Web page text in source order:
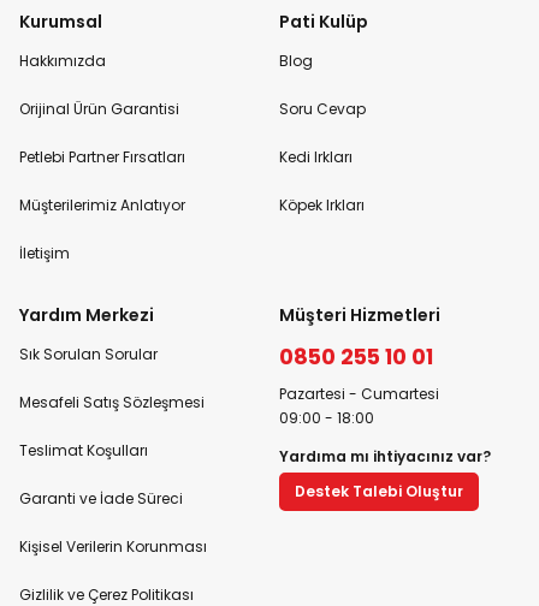
Kurumsal
Hakkımızda
Orijinal Ürün Garantisi
Petlebi Partner Fırsatları
Müşterilerimiz Anlatıyor
İletişim
Pati Kulüp
Blog
Soru Cevap
Kedi Irkları
Köpek Irkları
Yardım Merkezi
Sık Sorulan Sorular
Mesafeli Satış Sözleşmesi
Teslimat Koşulları
Garanti ve İade Süreci
Kişisel Verilerin Korunması
Gizlilik ve Çerez Politikası
Müşteri Hizmetleri
0850 255 10 01
Pazartesi - Cumartesi
09:00 - 18:00
Yardıma mı ihtiyacınız var?
Destek Talebi Oluştur